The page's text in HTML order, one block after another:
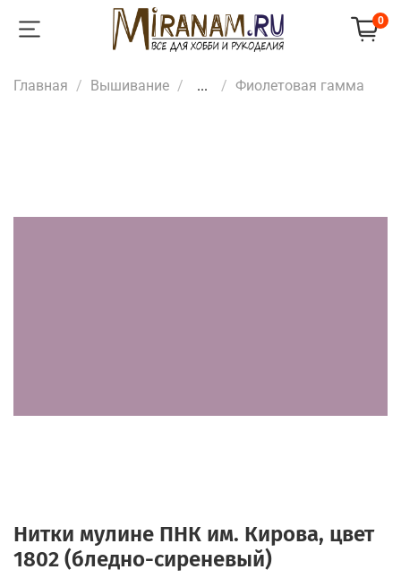
0
Главная Вышивание ... Фиолетовая гамма
Нитки мулине ПНК им. Кирова, цвет
1802 (бледно-сиреневый)